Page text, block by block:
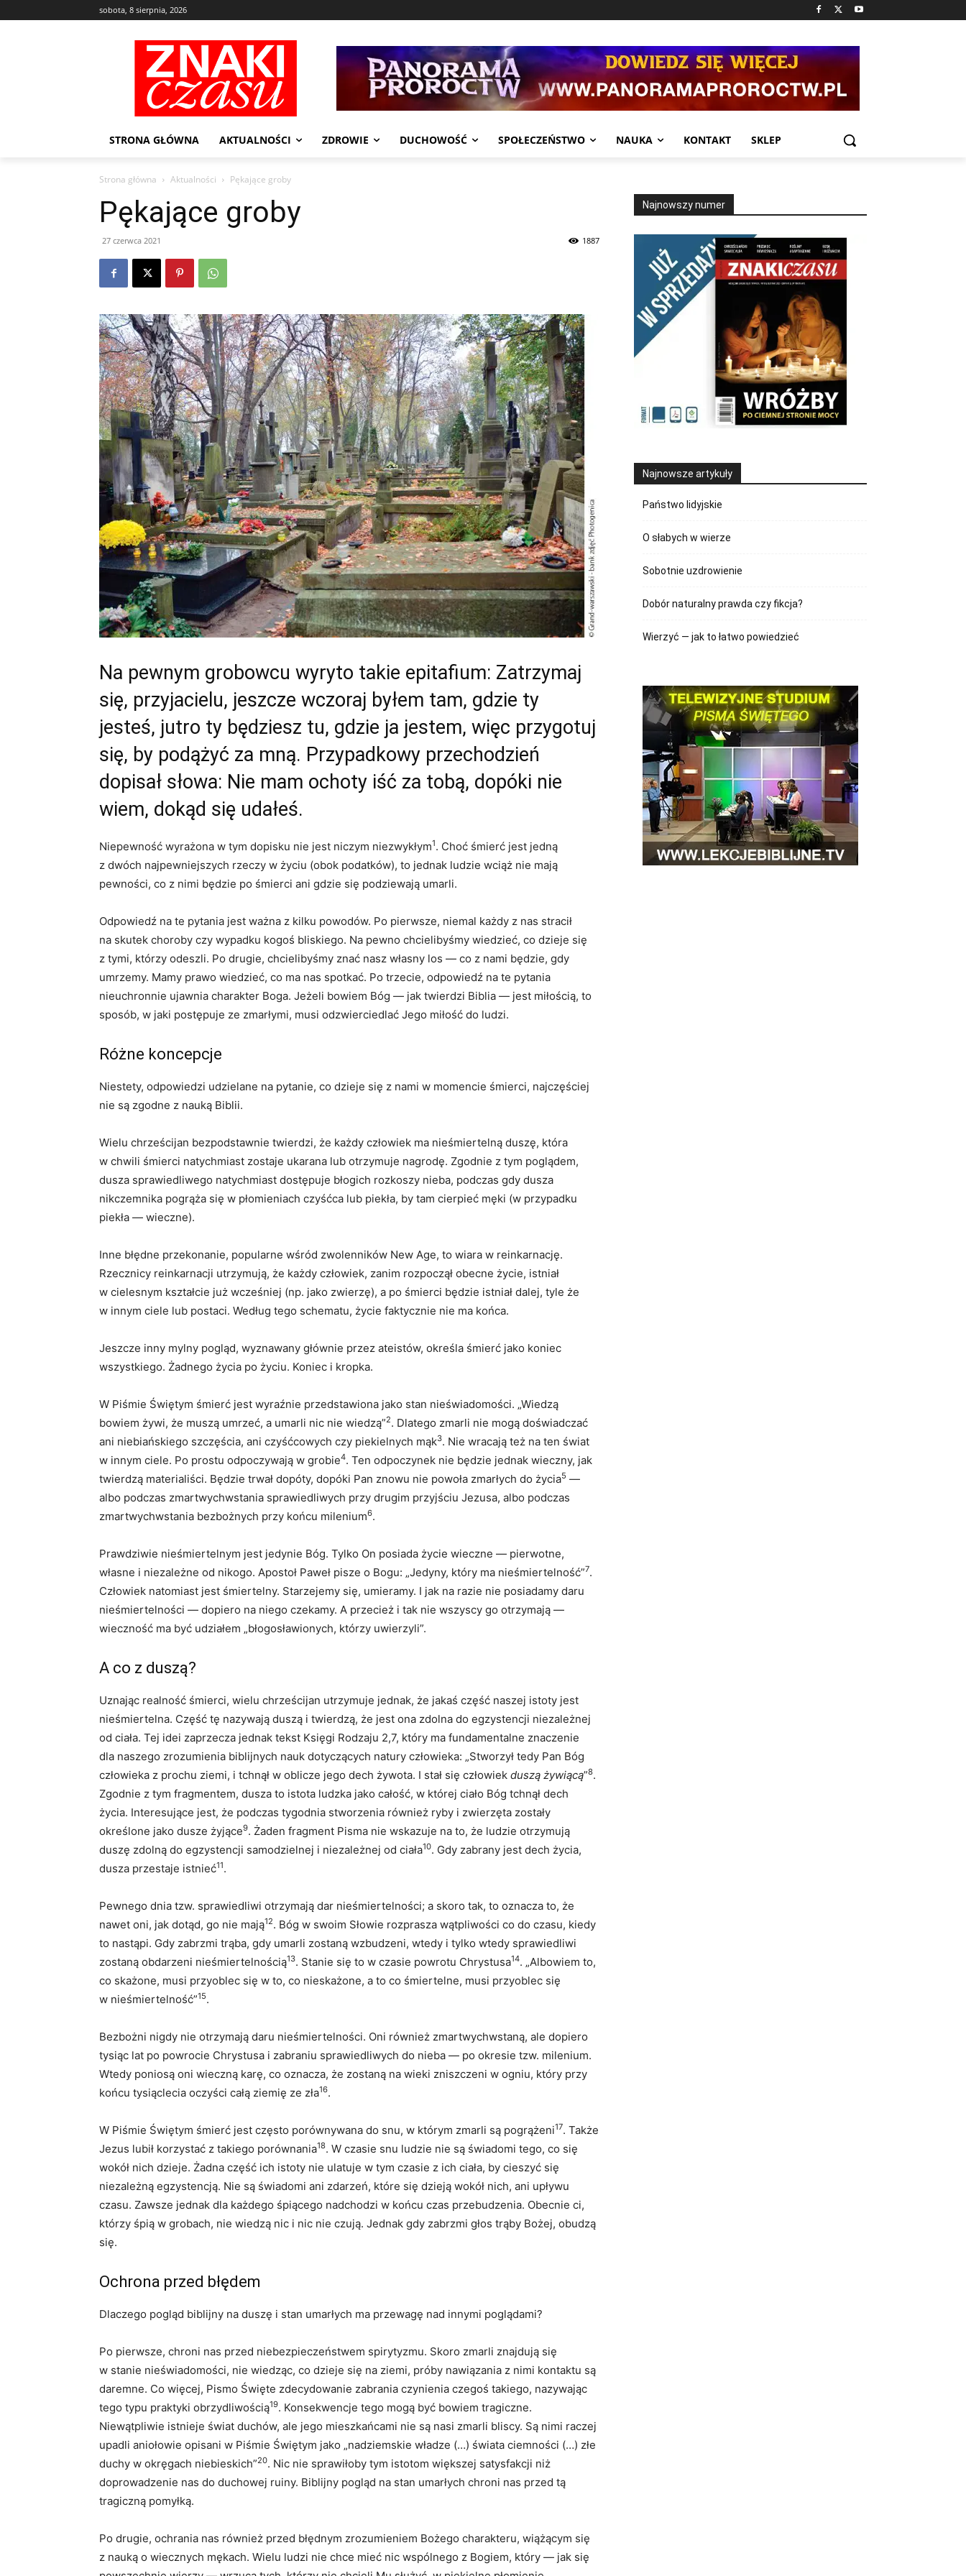
sobota, 8 sierpnia, 2026
STRONA GŁÓWNA AKTUALNOŚCI ZDROWIE DUCHOWOŚĆ SPOŁECZEŃSTWO NAUKA KONTAKT SKLEP
Strona główna Aktualności Pękające groby
Pękające groby
27 czerwca 2021 1887
Na pewnym grobowcu wyryto takie epitafium: Zatrzymaj
się, przyjacielu, jeszcze wczoraj byłem tam, gdzie ty
jesteś, jutro ty będziesz tu, gdzie ja jestem, więc przygotuj
się, by podążyć za mną. Przypadkowy przechodzień
dopisał słowa: Nie mam ochoty iść za tobą, dopóki nie
wiem, dokąd się udałeś.
Niepewność wyrażona w tym dopisku nie jest niczym niezwykłym1. Choć śmierć jest jedną
z dwóch najpewniejszych rzeczy w życiu (obok podatków), to jednak ludzie wciąż nie mają
pewności, co z nimi będzie po śmierci ani gdzie się podziewają umarli.
Odpowiedź na te pytania jest ważna z kilku powodów. Po pierwsze, niemal każdy z nas stracił
na skutek choroby czy wypadku kogoś bliskiego. Na pewno chcielibyśmy wiedzieć, co dzieje się
z tymi, którzy odeszli. Po drugie, chcielibyśmy znać nasz własny los — co z nami będzie, gdy
umrzemy. Mamy prawo wiedzieć, co ma nas spotkać. Po trzecie, odpowiedź na te pytania
nieuchronnie ujawnia charakter Boga. Jeżeli bowiem Bóg — jak twierdzi Biblia — jest miłością, to
sposób, w jaki postępuje ze zmarłymi, musi odzwierciedlać Jego miłość do ludzi.
Różne koncepcje
Niestety, odpowiedzi udzielane na pytanie, co dzieje się z nami w momencie śmierci, najczęściej
nie są zgodne z nauką Biblii.
Wielu chrześcijan bezpodstawnie twierdzi, że każdy człowiek ma nieśmiertelną duszę, która
w chwili śmierci natychmiast zostaje ukarana lub otrzymuje nagrodę. Zgodnie z tym poglądem,
dusza sprawiedliwego natychmiast dostępuje błogich rozkoszy nieba, podczas gdy dusza
nikczemnika pogrąża się w płomieniach czyśćca lub piekła, by tam cierpieć męki (w przypadku
piekła — wieczne).
Inne błędne przekonanie, popularne wśród zwolenników New Age, to wiara w reinkarnację.
Rzecznicy reinkarnacji utrzymują, że każdy człowiek, zanim rozpoczął obecne życie, istniał
w cielesnym kształcie już wcześniej (np. jako zwierzę), a po śmierci będzie istniał dalej, tyle że
w innym ciele lub postaci. Według tego schematu, życie faktycznie nie ma końca.
Jeszcze inny mylny pogląd, wyznawany głównie przez ateistów, określa śmierć jako koniec
wszystkiego. Żadnego życia po życiu. Koniec i kropka.
W Piśmie Świętym śmierć jest wyraźnie przedstawiona jako stan nieświadomości. „Wiedzą
bowiem żywi, że muszą umrzeć, a umarli nic nie wiedzą”2. Dlatego zmarli nie mogą doświadczać
ani niebiańskiego szczęścia, ani czyśćcowych czy piekielnych mąk3. Nie wracają też na ten świat
w innym ciele. Po prostu odpoczywają w grobie4. Ten odpoczynek nie będzie jednak wieczny, jak
twierdzą materialiści. Będzie trwał dopóty, dopóki Pan znowu nie powoła zmarłych do życia5 —
albo podczas zmartwychwstania sprawiedliwych przy drugim przyjściu Jezusa, albo podczas
zmartwychwstania bezbożnych przy końcu milenium6.
Prawdziwie nieśmiertelnym jest jedynie Bóg. Tylko On posiada życie wieczne — pierwotne,
własne i niezależne od nikogo. Apostoł Paweł pisze o Bogu: „Jedyny, który ma nieśmiertelność”7.
Człowiek natomiast jest śmiertelny. Starzejemy się, umieramy. I jak na razie nie posiadamy daru
nieśmiertelności — dopiero na niego czekamy. A przecież i tak nie wszyscy go otrzymają —
wieczność ma być udziałem „błogosławionych, którzy uwierzyli”.
A co z duszą?
Uznając realność śmierci, wielu chrześcijan utrzymuje jednak, że jakaś część naszej istoty jest
nieśmiertelna. Część tę nazywają duszą i twierdzą, że jest ona zdolna do egzystencji niezależnej
od ciała. Tej idei zaprzecza jednak tekst Księgi Rodzaju 2,7, który ma fundamentalne znaczenie
dla naszego zrozumienia biblijnych nauk dotyczących natury człowieka: „Stworzył tedy Pan Bóg
człowieka z prochu ziemi, i tchnął w oblicze jego dech żywota. I stał się człowiek duszą żywiącą”8.
Zgodnie z tym fragmentem, dusza to istota ludzka jako całość, w której ciało Bóg tchnął dech
życia. Interesujące jest, że podczas tygodnia stworzenia również ryby i zwierzęta zostały
określone jako dusze żyjące9. Żaden fragment Pisma nie wskazuje na to, że ludzie otrzymują
duszę zdolną do egzystencji samodzielnej i niezależnej od ciała10. Gdy zabrany jest dech życia,
dusza przestaje istnieć11.
Pewnego dnia tzw. sprawiedliwi otrzymają dar nieśmiertelności; a skoro tak, to oznacza to, że
nawet oni, jak dotąd, go nie mają12. Bóg w swoim Słowie rozprasza wątpliwości co do czasu, kiedy
to nastąpi. Gdy zabrzmi trąba, gdy umarli zostaną wzbudzeni, wtedy i tylko wtedy sprawiedliwi
zostaną obdarzeni nieśmiertelnością13. Stanie się to w czasie powrotu Chrystusa14. „Albowiem to,
co skażone, musi przyoblec się w to, co nieskażone, a to co śmiertelne, musi przyoblec się
w nieśmiertelność”15.
Bezbożni nigdy nie otrzymają daru nieśmiertelności. Oni również zmartwychwstaną, ale dopiero
tysiąc lat po powrocie Chrystusa i zabraniu sprawiedliwych do nieba — po okresie tzw. milenium.
Wtedy poniosą oni wieczną karę, co oznacza, że zostaną na wieki zniszczeni w ogniu, który przy
końcu tysiąclecia oczyści całą ziemię ze zła16.
W Piśmie Świętym śmierć jest często porównywana do snu, w którym zmarli są pogrążeni17. Także
Jezus lubił korzystać z takiego porównania18. W czasie snu ludzie nie są świadomi tego, co się
wokół nich dzieje. Żadna część ich istoty nie ulatuje w tym czasie z ich ciała, by cieszyć się
niezależną egzystencją. Nie są świadomi ani zdarzeń, które się dzieją wokół nich, ani upływu
czasu. Zawsze jednak dla każdego śpiącego nadchodzi w końcu czas przebudzenia. Obecnie ci,
którzy śpią w grobach, nie wiedzą nic i nic nie czują. Jednak gdy zabrzmi głos trąby Bożej, obudzą
się.
Ochrona przed błędem
Dlaczego pogląd biblijny na duszę i stan umarłych ma przewagę nad innymi poglądami?
Po pierwsze, chroni nas przed niebezpieczeństwem spirytyzmu. Skoro zmarli znajdują się
w stanie nieświadomości, nie wiedząc, co dzieje się na ziemi, próby nawiązania z nimi kontaktu są
daremne. Co więcej, Pismo Święte zdecydowanie zabrania czynienia czegoś takiego, nazywając
tego typu praktyki obrzydliwością19. Konsekwencje tego mogą być bowiem tragiczne.
Niewątpliwie istnieje świat duchów, ale jego mieszkańcami nie są nasi zmarli bliscy. Są nimi raczej
upadli aniołowie opisani w Piśmie Świętym jako „nadziemskie władze (…) świata ciemności (…) złe
duchy w okręgach niebieskich”20. Nic nie sprawiłoby tym istotom większej satysfakcji niż
doprowadzenie nas do duchowej ruiny. Biblijny pogląd na stan umarłych chroni nas przed tą
tragiczną pomyłką.
Po drugie, ochrania nas również przed błędnym zrozumieniem Bożego charakteru, wiążącym się
z nauką o wiecznych mękach. Wielu ludzi nie chce mieć nic wspólnego z Bogiem, który — jak się
Najnowszy numer
Najnowsze artykuły
Państwo lidyjskie
O słabych w wierze
Sobotnie uzdrowienie
Dobór naturalny prawda czy fikcja?
Wierzyć — jak to łatwo powiedzieć